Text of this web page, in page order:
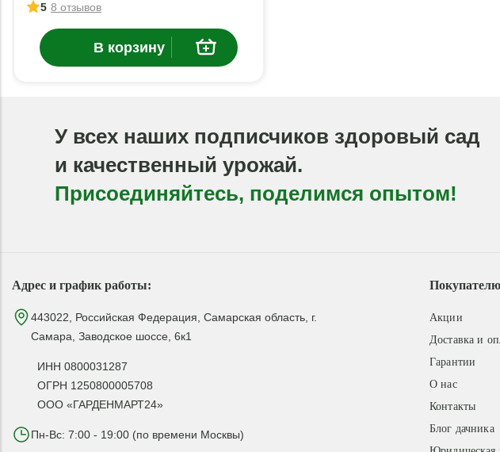
5 8 отзывов
В корзину
У всех наших подписчиков здоровый сад
и качественный урожай.
Присоединяйтесь, поделимся опытом!
Адрес и график работы:
443022, Российская Федерация, Самарская область, г.
Самара, Заводское шоссе, 6к1
ИНН 0800031287
ОГРН 1250800005708
ООО «ГАРДЕНМАРТ24»
Пн-Вс: 7:00 - 19:00 (по времени Москвы)
Покупателю
Акции
Доставка и
Гарантии
О нас
Контакты
Блог дачника